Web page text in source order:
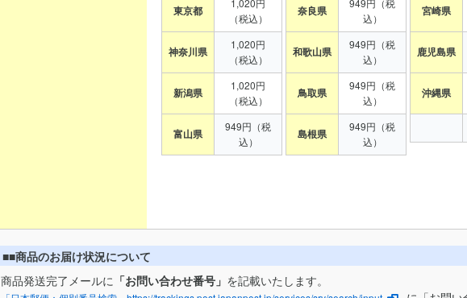
東京都
（税込）
神奈川県
1,020円
（税込）
新潟県
1,020円
（税込）
富山県
949円（税
込）
奈良県
込）
和歌山県
949円（税
込）
鳥取県
949円（税
込）
島根県
949円（税
込）
宮崎県
鹿児島県
沖縄県
■■商品のお届け状況について
商品発送完了メールに 「お問い合わせ番号」 を記載いたします。